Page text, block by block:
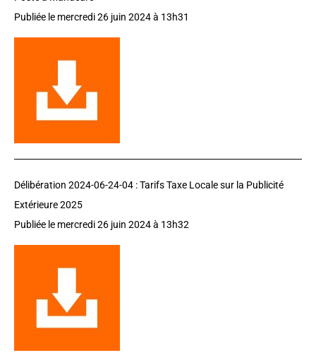
Publiée le mercredi 26 juin 2024 à 13h31
Délibération 2024-06-24-04 : Tarifs Taxe Locale sur la Publicité
Extérieure 2025
Publiée le mercredi 26 juin 2024 à 13h32